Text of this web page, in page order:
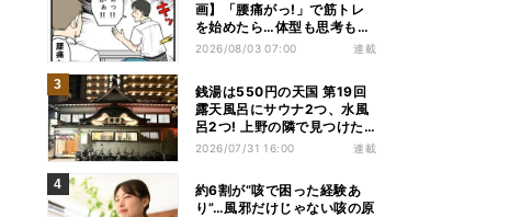
画】「腰痛がっ!」で筋トレ
を始めたら…体型も思考も別
人になっていた
2026/08/03 07:00 連載
銭湯は550円の天国 第19回
露天風呂にサウナ2つ、水風
呂2つ! 上野の隣で見つけた
東京屈指の人気銭湯
2026/07/31 16:00 連載
約6割が“咳で困った経験あ
り”…風邪だけじゃない咳の原